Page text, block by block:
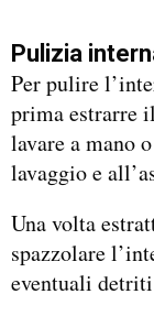
Pulizia
Per pulire
prima estrarre
lavare a mano
lavaggio e
Una volta
spazzolare
eventuali